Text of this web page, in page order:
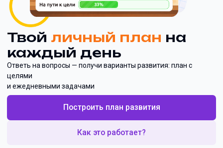
Твой личный план на
каждый день
Ответь на вопросы — получи варианты развития: план с
целями
и ежедневными задачами
Построить план развития
Как это работает?